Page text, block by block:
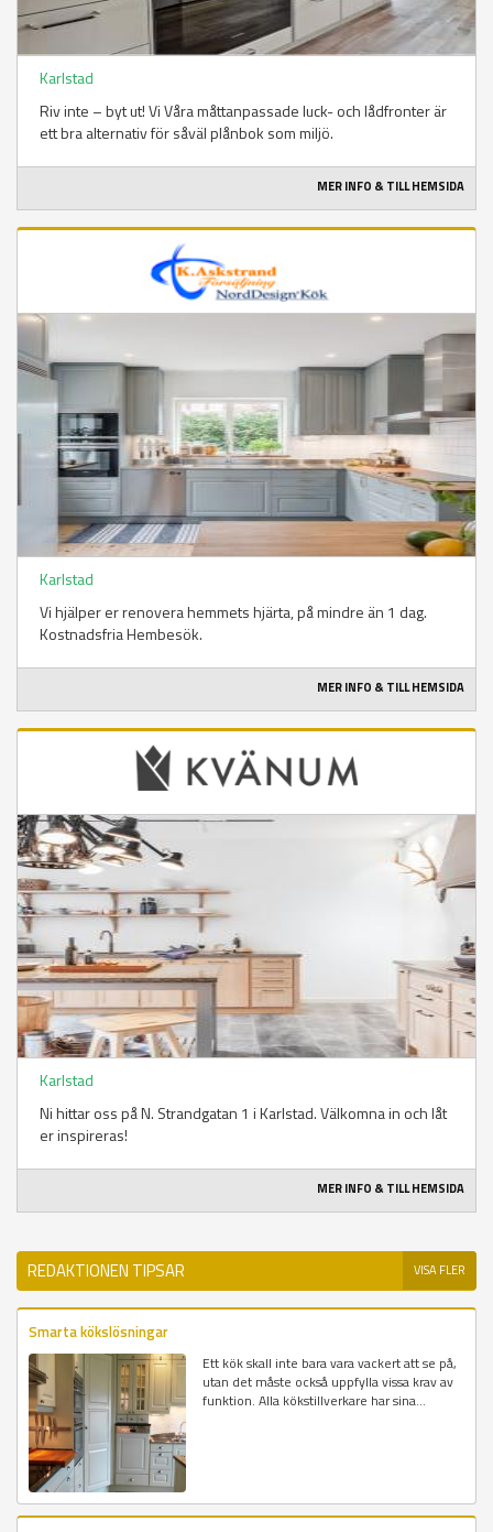
Karlstad
Riv inte – byt ut! Vi Våra måttanpassade luck- och lådfronter är
ett bra alternativ för såväl plånbok som miljö.
MER INFO & TILL HEMSIDA
Karlstad
Vi hjälper er renovera hemmets hjärta, på mindre än 1 dag.
Kostnadsfria Hembesök.
MER INFO & TILL HEMSIDA
Karlstad
Ni hittar oss på N. Strandgatan 1 i Karlstad. Välkomna in och låt
er inspireras!
MER INFO & TILL HEMSIDA
REDAKTIONEN TIPSAR VISA FLER
Smarta kökslösningar
Ett kök skall inte bara vara vackert att se på,
utan det måste också uppfylla vissa krav av
funktion. Alla kökstillverkare har sina...